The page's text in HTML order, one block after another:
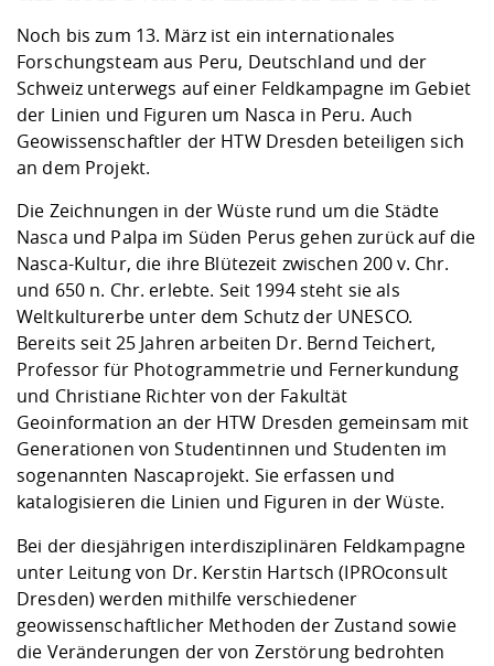
Vorbereitung
Checkliste zum
Studien- und
Digitales Lernen
Fremdsprachen
Jobs, Praktika,
Studieren in
Lebenslagen
Angebote der
Arbeit
Lehren,
Weiterbilden im
Internationale
Formulare und
FIS -
Prototyping und
Gründung und
Kontakt &
Förderverein
Gremien und
Landbau/
Kontakt und Anfahrt
Qualitätssicherung
Noch bis zum 13. März ist ein internationales
Forschungsteam aus Peru, Deutschland und der
Schweiz unterwegs auf einer Feldkampagne im Gebiet
der Linien und Figuren um Nasca in Peru. Auch
Geowissenschaftler der HTW Dresden beteiligen sich
an dem Projekt.
Die Zeichnungen in der Wüste rund um die Städte
Nasca und Palpa im Süden Perus gehen zurück auf die
Nasca-Kultur, die ihre Blütezeit zwischen 200 v. Chr.
und 650 n. Chr. erlebte. Seit 1994 steht sie als
Weltkulturerbe unter dem Schutz der UNESCO.
Bereits seit 25 Jahren arbeiten Dr. Bernd Teichert,
Professor für Photogrammetrie und Fernerkundung
und Christiane Richter von der Fakultät
Geoinformation an der HTW Dresden gemeinsam mit
Generationen von Studentinnen und Studenten im
sogenannten Nascaprojekt. Sie erfassen und
katalogisieren die Linien und Figuren in der Wüste.
Bei der diesjährigen interdisziplinären Feldkampagne
unter Leitung von Dr. Kerstin Hartsch (IPROconsult
Dresden) werden mithilfe verschiedener
geowissenschaftlicher Methoden der Zustand sowie
die Veränderungen der von Zerstörung bedrohten